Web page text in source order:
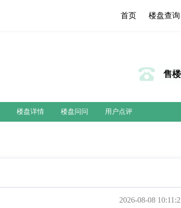
首页 楼盘查询
售
楼盘详情 楼盘问问 用户点评
2026-08-08